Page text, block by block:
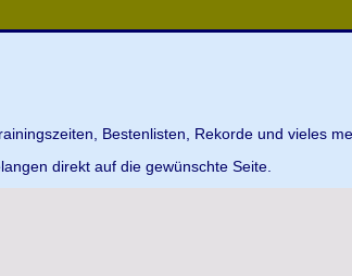
Bestenlisten, Rekorde und vieles
direkt auf die gewünschte Seite.